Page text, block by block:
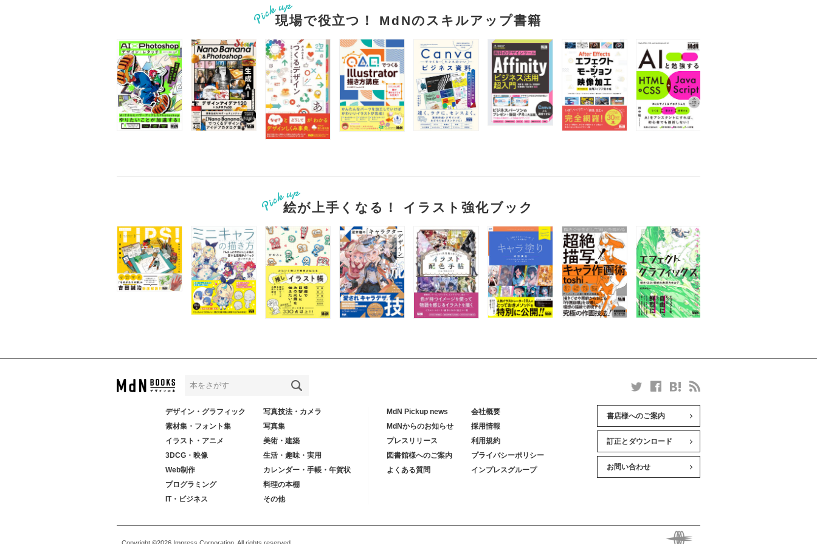
現場で役立つ！ MdNのスキルアップ書籍
絵が上手くなる！ イラスト強化ブック
デザイン・グラフィック
素材集・フォント集
イラスト・アニメ
3DCG・映像
Web制作
プログラミング
IT・ビジネス
写真技法・カメラ
写真集
美術・建築
生活・趣味・実用
カレンダー・手帳・年賀状
料理の本棚
その他
MdN Pickup news
MdNからのお知らせ
プレスリリース
図書館様へのご案内
よくある質問
会社概要
採用情報
利用規約
プライバシーポリシー
インプレスグループ
書店様へのご案内
訂正とダウンロード
お問い合わせ